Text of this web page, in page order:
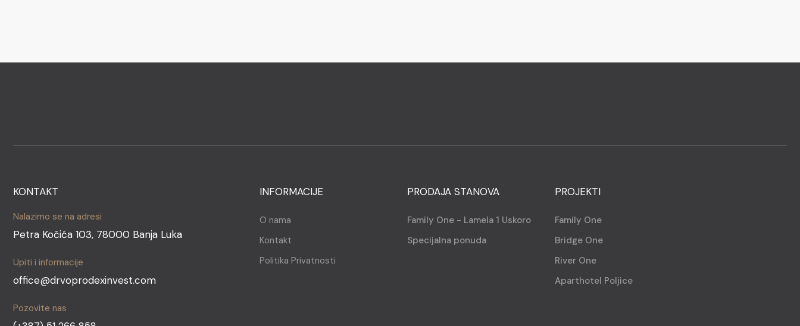
KONTAKT
Nalazimo se na adresi
Petra Kočića 103, 78000 Banja Luka
Upiti i informacije
office@drvoprodexinvest.com
Pozovite nas
INFORMACIJE
O nama
Kontakt
Politika Privatnosti
PRODAJA STANOVA
Family One - Lamela 1 Uskoro
Specijalna ponuda
PROJEKTI
Family One
Bridge One
River One
Aparthotel Poljice